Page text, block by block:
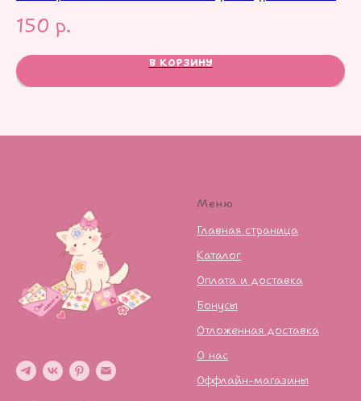
150 р.
В КОРЗИНУ
Меню
Главная страница
Каталог
Оплата и доставка
Бонусы
Отложенная доставка
О нас
Оффлайн-магазины